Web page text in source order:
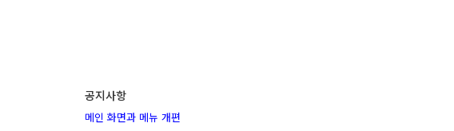
공지사항
메인 화면과 메뉴 개편